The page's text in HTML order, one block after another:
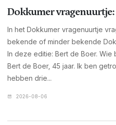
Dokkumer vragenuurtje:
In het Dokkumer vragenuurtje
bekende of minder bekende
In deze editie: Bert de Boer. Wie
Bert de Boer, 45 jaar. Ik ben
hebben drie...
2026-08-06